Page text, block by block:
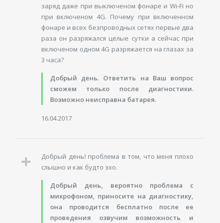
заряд даже при выключеном фонаре и Wi-Fi но
при включеном 4G. Почему при включенном
фонаре и всех безпроводных сетях первые два
раза он разряжался целые сутки а сейчас при
включеном одном 4G разряжается на глазах за
3 часа?
Добрый день. Ответить на Ваш вопрос
сможем только после диагностики.
Возможно неисправна батарея.
16.04.2017
Добрый день! проблема в том, что меня плохо
слышно и как будто эхо.
Добрый день, вероятно проблема с
микрофоном, приносите на диагностику,
она проводится бесплатно после ее
проведения озвучим возможность и